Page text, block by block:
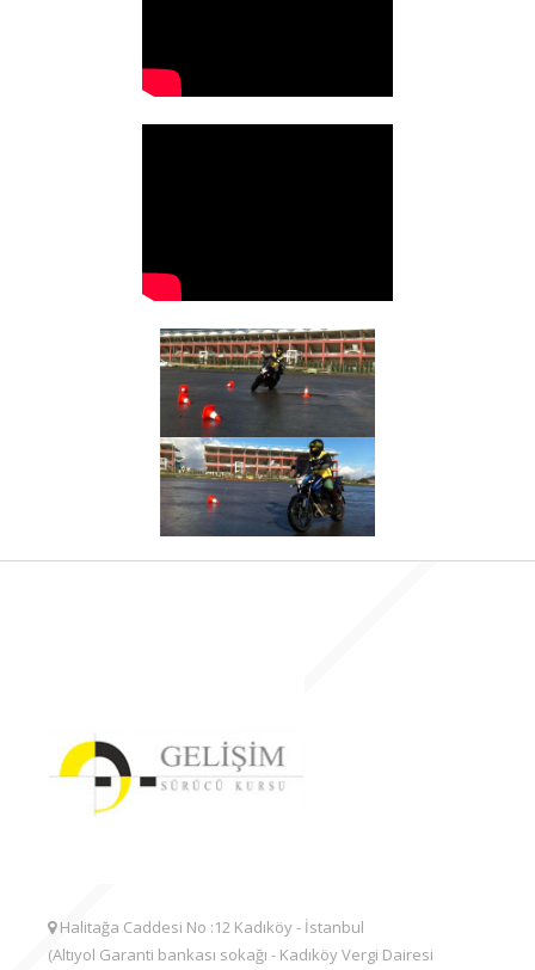
Halitağa Caddesi No :12 Kadıköy - İstanbul
(Altıyol Garanti bankası sokağı - Kadıköy Vergi Dairesi